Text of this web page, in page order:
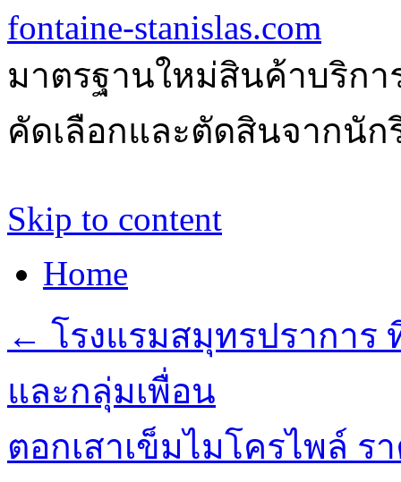
fontaine-stanislas.com
มาตรฐานใหม่สินค้าบริกา
คัดเลือกและตัดสินจากนั
Skip to content
Home
← โรงแรมสมุทรปราการ
และกลุ่มเพื่อน
ตอกเสาเข็มไมโครไพล์